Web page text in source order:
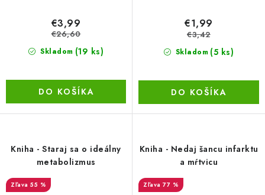
Skladom (19 ks)
€3,99
€26,60
DO KOŠÍKA
Skladom (5 ks)
€1,99
€3,42
DO KOŠÍKA
Kniha - Staraj sa o ideálny
metabolizmus
55 %
Kniha - Nedaj šancu infarktu
a mŕtvicu
77 %